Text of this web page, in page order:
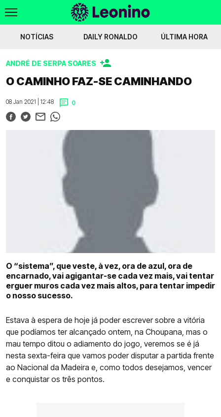
Sporting derrota Mafra (3-1); Suárez marcou
WIKILEONINO
HISTÓRIAS DO LEÃO
CURIOSIDADES
NOTÍCIAS DAILY RONALDO ÚLTIMA HORA
ANDRÉ DE SERPA SOARES
O CAMINHO FAZ-SE CAMINHANDO
08 Jan 2021 | 12:48 0
O “sistema”, que veste, à vez, ora de azul, ora de
encarnado, vai agigantar-se cada vez mais, vai tentar
erguer muros cada vez mais altos, para tentar impedir
o nosso sucesso.
Estava à espera de hoje já poder escrever sobre a vitória
que podíamos ter alcançado ontem, na Choupana, mas o
mau tempo ditou o adiamento do jogo, veremos se é já
nesta sexta-feira que vamos poder disputar a partida frente
ao Nacional da Madeira e, como todos desejamos, vencer
e conquistar os três pontos.